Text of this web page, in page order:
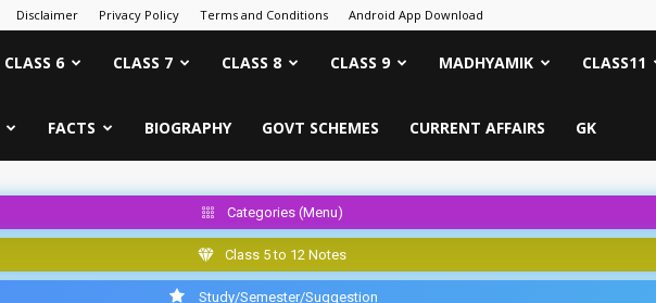
Disclaimer Privacy Policy Terms and Conditions Android App Download
CLASS 6 CLASS 7 CLASS 8 CLASS 9 MADHYAMIK CLASS11
FACTS BIOGRAPHY GOVT SCHEMES CURRENT AFFAIRS GK
Categories (Menu)
Class 5 to 12 Notes
Study/Semester/Suggestion